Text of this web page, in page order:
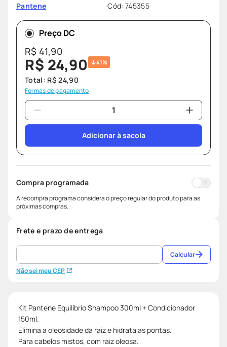
10
º teste gravidez
Pantene Cód: 745355
Preço DC
R$41,90
R$ 24,90 41%
Total: R$ 24,90
Formas de pagamento
Adicionar à sacola
Compra programada
A recompra programa considera o preço regular do produto para as
próximas compras.
Frete e prazo de entrega
Não sei meu CEP
Calcular
Kit Pantene Equilíbrio Shampoo 300ml + Condicionador
150ml.
Elimina a oleosidade da raiz e hidrata as pontas.
Para cabelos mistos, com raiz oleosa.